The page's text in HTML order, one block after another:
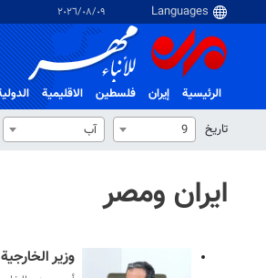
٠٩‏/٠٨‏/٢٠٢٦
الرئيسية إيران فلسطین الاقلیمیة
تاریخ
9 آب
ايران ومصر
وزير